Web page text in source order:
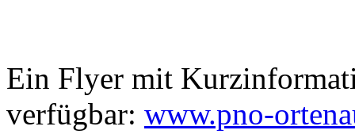
Ein Flyer mit
verfügbar: www.pno-